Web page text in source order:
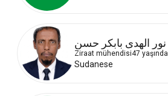
نور الهدى بابكر حسن
Ziraat mühendisi47 yaşında
Sudanese